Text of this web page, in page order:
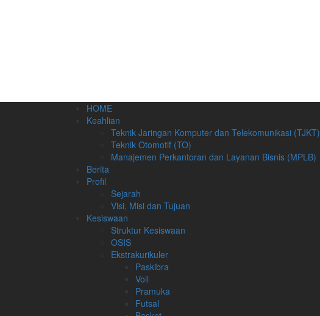
HOME
Keahlian
Teknik Jaringan Komputer dan Telekomunikasi (TJKT)
Teknik Otomotif (TO)
Manajemen Perkantoran dan Layanan Bisnis (MPLB)
Berita
Profil
Sejarah
Visi, Misi dan Tujuan
Kesiswaan
Struktur Kesiswaan
OSIS
Ekstrakurikuler
Paskibra
Voli
Pramuka
Futsal